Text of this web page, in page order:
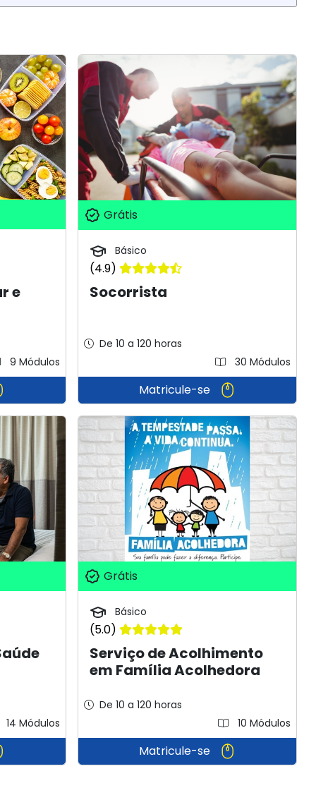
e
9 Módulos
Grátis
Básico
(4.9)
Socorrista
De 10 a 120 horas
30 Módulos
Matricule-se
14 Módulos
Grátis
Básico
(5.0)
Serviço de Acolhimento
em Família Acolhedora
De 10 a 120 horas
10 Módulos
Matricule-se